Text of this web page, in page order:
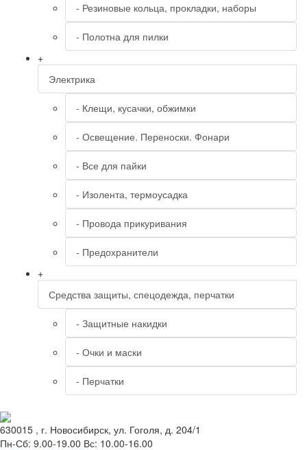
- Резиновые кольца, прокладки, наборы
- Полотна для пилки
+
Электрика
- Клещи, кусачки, обжимки
- Освещение. Переноски. Фонари
- Все для пайки
- Изолента, термоусадка
- Провода прикуривания
- Предохранители
+
Средства защиты, спецодежда, перчатки
- Защитные накидки
- Очки и маски
- Перчатки
630015 , г. Новосибирск, ул. Гоголя, д. 204/1
Пн-Сб: 9.00-19.00 Вс: 10.00-16.00